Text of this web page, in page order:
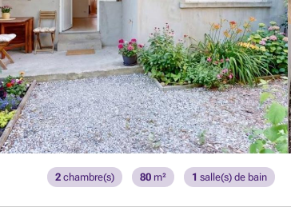
2chambre(s) 80m² 1 salle(s) de bain